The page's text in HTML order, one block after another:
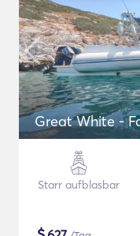
Great White -
Starr aufblasbar